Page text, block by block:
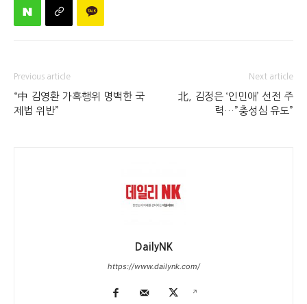
Previous article
“中 김영환 가혹행위 명백한 국
제법 위반”
Next article
北, 김정은 ‘인민애’ 선전 주
력…”충성심 유도”
DailyNK
https://www.dailynk.com/